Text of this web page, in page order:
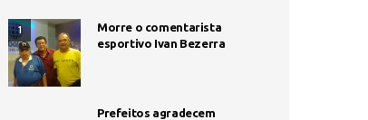
1
Morre o comentarista
esportivo Ivan Bezerra
Prefeitos agradecem